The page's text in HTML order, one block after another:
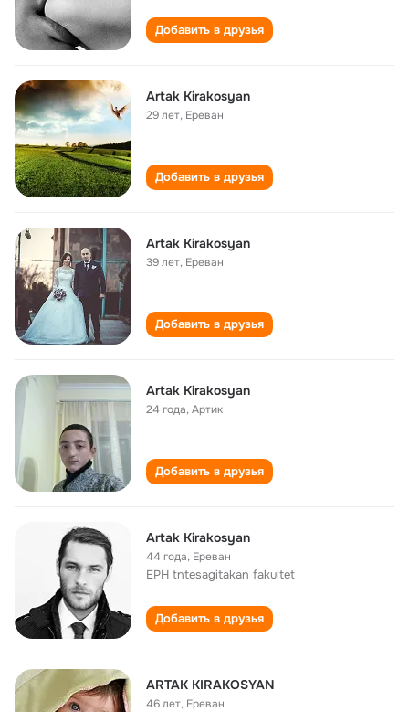
Добавить в друзья
Artak Kirakosyan
29 лет, Ереван
Добавить в друзья
Artak Kirakosyan
39 лет, Ереван
Добавить в друзья
Artak Kirakosyan
24 года,Артик
Добавить в друзья
Artak Kirakosyan
44 года, Ереван
EPH tntesagitakan fakultet
Добавить в друзья
ARTAK KIRAKOSYAN
46 лет, Ереван